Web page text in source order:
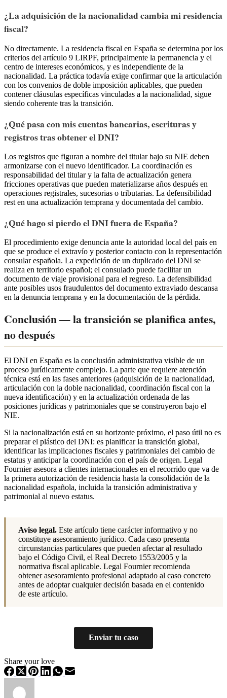
¿La adquisición de la nacionalidad cambia mi residencia
fiscal?
No directamente. La residencia fiscal en España se determina por los
criterios del artículo 9 LIRPF, principalmente la permanencia y el
centro de intereses económicos, y es independiente de la
nacionalidad. La práctica todavía exige confirmar que la articulación
con los convenios de doble imposición aplicables, que pueden
contener cláusulas específicas vinculadas a la nacionalidad, sigue
siendo coherente tras la transición.
¿Qué pasa con mis cuentas bancarias, escrituras y
registros tras obtener el DNI?
Los registros que figuran a nombre del titular bajo su NIE deben
armonizarse con el nuevo identificador. La coordinación es
responsabilidad del titular y la falta de actualización genera
fricciones operativas que pueden materializarse años después en
operaciones registrales, sucesorias o tributarias. La defensibilidad
rest en una actualización temprana y documentada del cambio.
¿Qué hago si pierdo el DNI fuera de España?
El procedimiento exige denuncia ante la autoridad local del país en
que se produce el extravío y posterior contacto con la representación
consular española. La expedición de un duplicado del DNI se
realiza en territorio español; el consulado puede facilitar un
documento de viaje provisional para el regreso. La defensibilidad
ante posibles usos fraudulentos del documento extraviado descansa
en la denuncia temprana y en la documentación de la pérdida.
Conclusión — la transición se planifica antes,
no después
El DNI en España es la conclusión administrativa visible de un
proceso jurídicamente complejo. La parte que requiere atención
técnica está en las fases anteriores (adquisición de la nacionalidad,
articulación con la doble nacionalidad, coordinación fiscal con la
nueva identificación) y en la actualización ordenada de las
posiciones jurídicas y patrimoniales que se construyeron bajo el
NIE.
Si la nacionalización está en su horizonte próximo, el paso útil no es
preparar el plástico del DNI: es planificar la transición global,
identificar las implicaciones fiscales y patrimoniales del cambio de
estatus y anticipar la coordinación con el país de origen. Legal
Fournier asesora a clientes internacionales en el recorrido que va de
la primera autorización de residencia hasta la consolidación de la
nacionalidad española, incluida la transición administrativa y
patrimonial al nuevo estatus.
Aviso legal. Este artículo tiene carácter informativo y no
constituye asesoramiento jurídico. Cada caso presenta
circunstancias particulares que pueden afectar al resultado
bajo el Código Civil, el Real Decreto 1553/2005 y la
normativa fiscal aplicable. Legal Fournier recomienda
obtener asesoramiento profesional adaptado al caso concreto
antes de adoptar cualquier decisión basada en el contenido
de este artículo.
Enviar tu caso
Share your love